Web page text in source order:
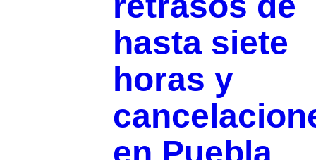
hasta siete
horas y
en Puebla